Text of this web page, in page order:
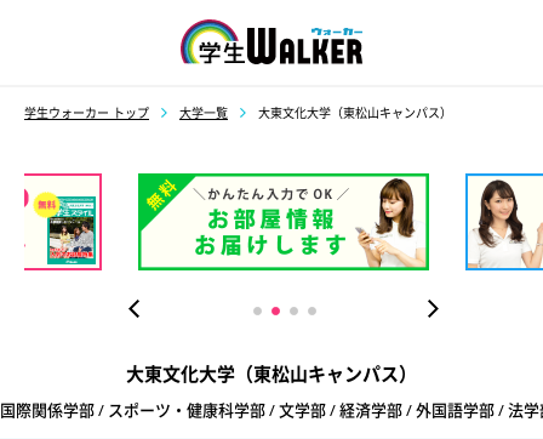
学生ウォーカー トップ 大学一覧 大東文化大学（東松山キャンパス）
）
大東文化大学（東松山キャンパス）
国際関係学部 / スポーツ・健康科学部 / 文学部 / 経済学部 / 外国語学部 / 法